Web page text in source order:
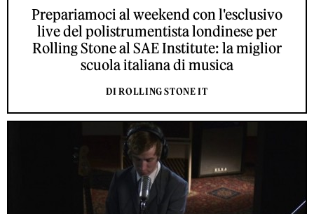
Prepariamoci al weekend con l'esclusivo
live del polistrumentista londinese per
Rolling Stone al SAE Institute: la miglior
scuola italiana di musica
DI ROLLING STONE IT